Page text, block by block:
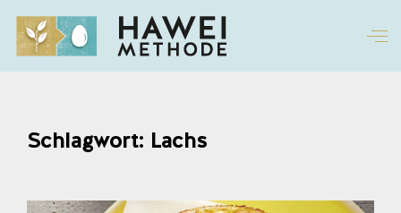
Schlagwort: Lachs